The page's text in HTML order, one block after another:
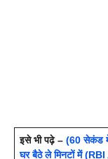
इसे भी पढ़े – (60 सेकंड
घर बैठे ले मिनटों में